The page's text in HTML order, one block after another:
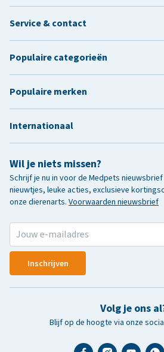
Wil je niets missen?
Schrijf je nu in voor de Medpets
nieuwtjes, leuke acties, exclusieve
onze dierenarts. Voorwaarden nieuwsbrief
Inschrijven
Volg je ons
Blijf op de hoogte via onze
Service & contact
Populaire categorieën
Populaire merken
Internationaal